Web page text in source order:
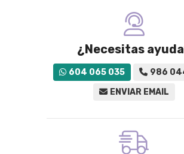
¿Necesitas
604 065 035
986
ENVIAR EMAIL